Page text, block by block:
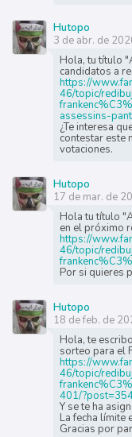
Hutopo
3 de abr. de
Hola, tu título
candidatos a
https://
46/topic/
assessins-
¿Te interesa
contestar este
votaciones.
Hutopo
17 de mar. de
Hola tu título
en el próximo
https://
46/topic/
Por si quieres
Hutopo
18 de feb. de
Hola, te
sorteo para el
https://
46/topic/
401/
Y se te ha
La fecha límite
Gracias por